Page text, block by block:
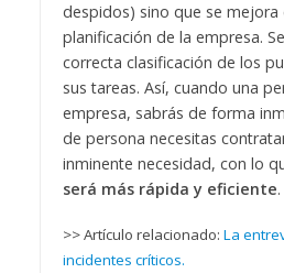
despidos) sino que se mejora
planificación de la empresa.
correcta clasificación de los
sus tareas. Así, cuando una
empresa, sabrás de forma
de persona necesitas
inminente necesidad, con lo
será más rápida y eficiente.
>> Artículo relacionado: La
incidentes críticos.